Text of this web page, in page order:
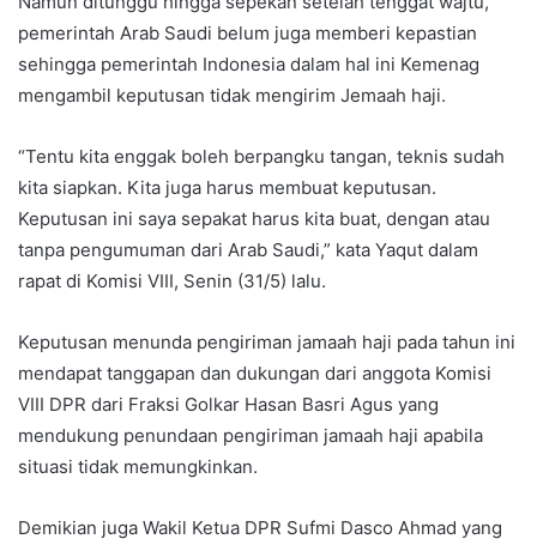
pemerintah Arab Saudi belum juga memberi kepastian
sehingga pemerintah Indonesia dalam hal ini Kemenag
mengambil keputusan tidak mengirim Jemaah haji.
“Tentu kita enggak boleh berpangku tangan, teknis sudah
kita siapkan. Kita juga harus membuat keputusan.
Keputusan ini saya sepakat harus kita buat, dengan atau
tanpa pengumuman dari Arab Saudi,” kata Yaqut dalam
rapat di Komisi VIII, Senin (31/5) lalu.
Keputusan menunda pengiriman jamaah haji pada tahun ini
mendapat tanggapan dan dukungan dari anggota Komisi
VIII DPR dari Fraksi Golkar Hasan Basri Agus yang
mendukung penundaan pengiriman jamaah haji apabila
situasi tidak memungkinkan.
Demikian juga Wakil Ketua DPR Sufmi Dasco Ahmad yang